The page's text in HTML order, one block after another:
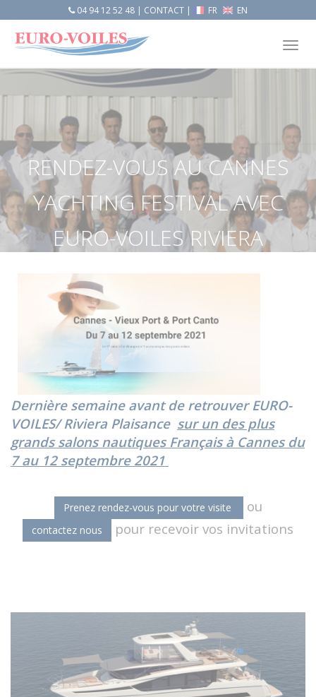
04 94 12 52 48| CONTACT| FR EN
RENDEZ-VOUS AU CANNES
YACHTING FESTIVAL AVEC
EURO-VOILES RIVIERA
PLAISANCE
Accueil
Rendez-vous au Cannes yachting festival avec EURO-VOILES
Riviera Plaisance
Dernière semaine avant de retrouver EURO-
VOILES/ Riviera Plaisance sur un des plus
grands salons nautiques Français à Cannes du
7 au 12 septembre 2021
Prenez rendez-vous pour votre visite ou
contactez nous pour recevoir vos invitations